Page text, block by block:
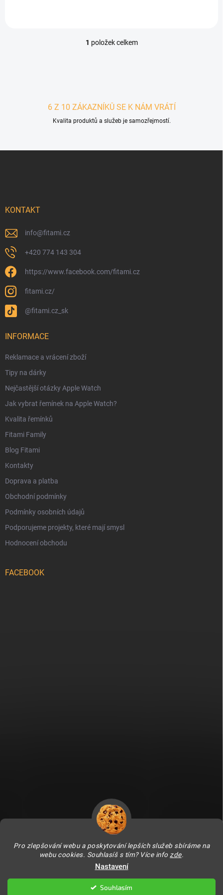
Pro zlepšování webu a poskytování lepších služeb sbíráme na
webu cookies. Souhlasíš s tím? Více info zde.
Nastavení
Souhlasím
Ovládací prvky výpisu
1 položek celkem
6 Z 10 ZÁKAZNÍKŮ SE K NÁM VRÁTÍ
Kvalita produktů a služeb je samozřejmostí.
KONTAKT
info@fitami.cz
+420 774 143 304
https://www.facebook.com/fitami.cz
fitami.cz/
@fitami.cz_sk
INFORMACE
Reklamace a vrácení zboží
Tipy na dárky
Nejčastější otázky Apple Watch
Jak vybrat řemínek na Apple Watch?
Kvalita řemínků
Fitami Family
Blog Fitami
Kontakty
Doprava a platba
Obchodní podmínky
Podmínky osobních údajů
Podporujeme projekty, které mají smysl
Hodnocení obchodu
FACEBOOK
Fitami.sk Fitami.hu
. Všechna práva vyhrazena.
cookies